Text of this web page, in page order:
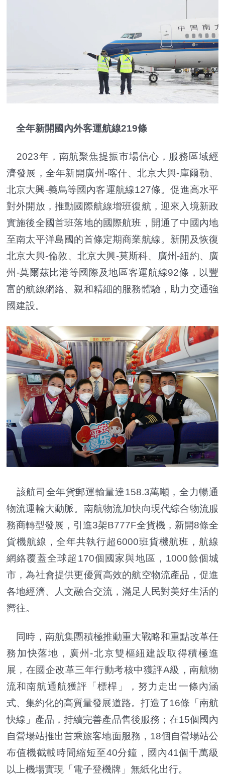
全年新開國內外客運航線219條
2023年，南航聚焦提振市場信心，服務區域經
濟發展，全年新開廣州-喀什、北京大興-庫爾勒、
北京大興-義烏等國內客運航線127條。促進高水平
對外開放，推動國際航線增班復航，迎來入境新政
實施後全國首班落地的國際航班，開通了中國內地
至南太平洋島國的首條定期商業航線。新開及恢復
北京大興-倫敦、北京大興-莫斯科、廣州-紐約、廣
州-莫爾茲比港等國際及地區客運航線92條，以豐
富的航線網絡、親和精細的服務體驗，助力交通強
國建設。
該航司全年貨郵運輸量達158.3萬噸，全力暢通
物流運輸大動脈。南航物流加快向現代綜合物流服
務商轉型發展，引進3架B777F全貨機，新開8條全
貨機航線，全年共執行超6000班貨機航班，航線
網絡覆蓋全球超170個國家與地區，1000餘個城
市，為社會提供更優質高效的航空物流產品，促進
各地經濟、人文融合交流，滿足人民對美好生活的
嚮往。
同時，南航集團積極推動重大戰略和重點改革任
務加快落地，廣州-北京雙樞紐建設取得積極進
展，在國企改革三年行動考核中獲評A級，南航物
流和南航通航獲評「標桿」，努力走出一條內涵
式、集約化的高質量發展道路。打造了16條「南航
快線」產品，持續完善產品售後服務；在15個國內
自營場站推出首乘旅客地面服務，18個自營場站公
布值機截載時間縮短至40分鐘，國內41個千萬級
以上機場實現「電子登機牌」無紙化出行。